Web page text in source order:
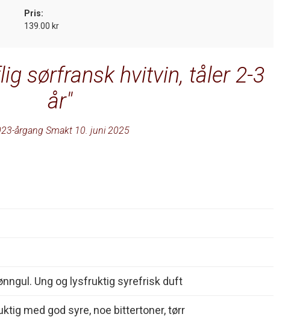
Pris:
139.00 kr
sørfransk hvitvin, tåler 2-3
år
årgang Smakt 10. juni 2025
Ung og lysfruktig syrefrisk duft
med god syre, noe bittertoner, tørr